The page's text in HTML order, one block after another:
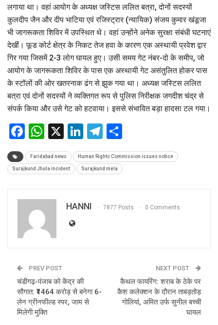
लगाया था। वहां आयोग के अध्यक्ष जस्टिस ललित बत्रा, दोनों सदस्यों
कुलदीप जैन और दीप भाटिया एवं रजिस्ट्रार (न्यायिक) संजय कुमार खंडूजा
भी जागरूकता शिविर में उपस्थित थे। वहां उन्होंने अनेक सुरक्षा संबंधी घटनाएं
देखीं। फूड कोर्ट क्षेत्र के निकट तेज हवा के कारण एक अस्थायी प्रवेश द्वार
गिर गया जिसमें 2-3 लोग घायल हुए। उसी समय गेट नंबर-दो के समीप, जो
आयोग के जागरूकता शिविर के पास एक अस्थायी गेट असंतुलित होकर पास
के स्टॉलों की ओर खतरनाक ढंग से झुक गया था। अध्यक्ष जस्टिस ललित
बत्रा एवं दोनों सदस्यों ने व्यक्तिगत रूप से पुलिस निरीक्षक जगदीश चंद्र से
संपर्क किया और उसे गेट को हटवाया। इससे संभावित बड़ा हादसा टल गया।
Facebook
WhatsApp
X LinkedIn
Telegram
Faridabad news Human Rights Commission issues notice
Surajkund Jhula incident Surajkund mela
HANNI 7877 Posts 0 Comments
PREV POST
चंडीगढ़-पंजाब को केंद्र की
सौगात: ₹1464 करोड़ से बनेगा 6-
लेन ग्रीनफील्ड स्पर, जाम से
मिलेगी मुक्ति
NEXT POST
कैथल फायरिंग: शराब के ठेके पर
कैश कलेक्शन के दौरान ताबड़तोड़
गोलियां, अमित उर्फ सुनील बच्ची
घायल